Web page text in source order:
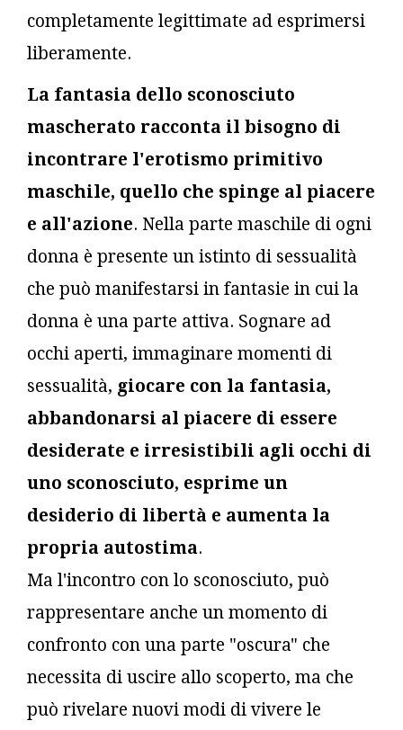
completamente legittimate ad esprimersi
liberamente.
La fantasia dello sconosciuto
mascherato racconta il bisogno di
incontrare l'erotismo primitivo
maschile, quello che spinge al piacere
e all'azione. Nella parte maschile di ogni
donna è presente un istinto di sessualità
che può manifestarsi in fantasie in cui la
donna è una parte attiva. Sognare ad
occhi aperti, immaginare momenti di
sessualità, giocare con la fantasia,
abbandonarsi al piacere di essere
desiderate e irresistibili agli occhi di
uno sconosciuto, esprime un
desiderio di libertà e aumenta la
propria autostima.
Ma l'incontro con lo sconosciuto, può
rappresentare anche un momento di
confronto con una parte "oscura" che
necessita di uscire allo scoperto, ma che
può rivelare nuovi modi di vivere le